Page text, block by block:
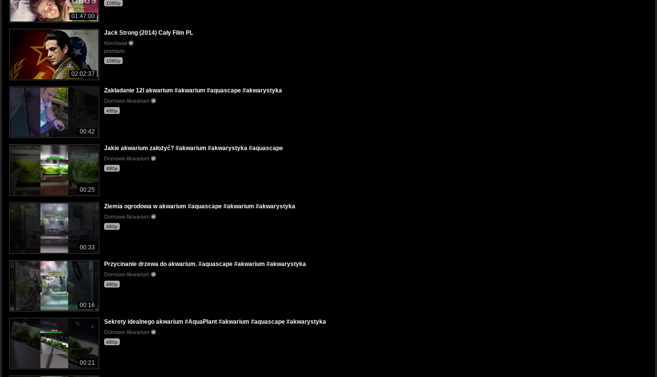
01:47:00
1080p
02:02:37
Jack Strong (2014) Cały Film PL
KinoSwiat
premium
1080p
00:42
Zakładanie 12l akwarium #akwarium #aquascape #akwarystyka
Domowe Akwarium
480p
00:25
Jakie akwarium założyć? #akwarium #akwarystyka #aquascape
Domowe Akwarium
480p
00:33
Ziemia ogrodowa w akwarium #aquascape #akwarium #akwarystyka
Domowe Akwarium
480p
00:16
Przycinanie drzewa do akwarium. #aquascape #akwarium #akwarystyka
Domowe Akwarium
480p
00:21
Sekrety idealnego akwarium #AquaPlant #akwarium #aquascape #akwarystyka
Domowe Akwarium
480p